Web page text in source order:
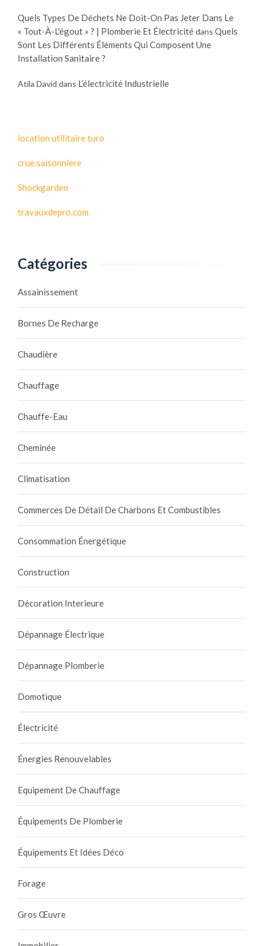
Quels Types De Déchets Ne Doit-On Pas Jeter Dans Le
« Tout-À-L'égout » ? | Plomberie Et Électricitédans Quels
Sont Les Différents Éléments Qui Composent Une
Installation Sanitaire ?
Atila David dans L’électricité Industrielle
location utilitaire turo
crue saisonniere
Shockgarden
travauxdepro.com
Catégories
Assainissement
Bornes De Recharge
Chaudière
Chauffage
Chauffe-Eau
Cheminée
Climatisation
Commerces De Détail De Charbons Et Combustibles
Consommation Énergétique
Construction
Décoration Interieure
Dépannage Électrique
Dépannage Plomberie
Domotique
Électricité
Énergies Renouvelables
Equipement De Chauffage
Équipements De Plomberie
Équipements Et Idées Déco
Forage
Gros Œuvre